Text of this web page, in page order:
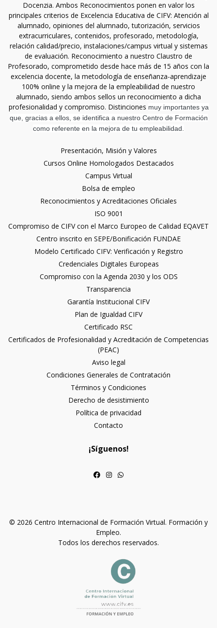
Docenzia. Ambos Reconocimientos ponen en valor los
principales criterios de Excelencia Educativa de CIFV: Atención al
alumnado, opiniones del alumnado, tutorización, servicios
extracurriculares, contenidos, profesorado, metodología,
relación calidad/precio, instalaciones/campus virtual y sistemas
de evaluación. Reconocimiento a nuestro Claustro de
Profesorado, comprometido desde hace más de 15 años con la
excelencia docente, la metodología de enseñanza-aprendizaje
100% online y la mejora de la empleabilidad de nuestro
alumnado, siendo ambos sellos un reconocimiento a dicha
profesionalidad y compromiso. Distinciones muy importantes ya
que, gracias a ellos, se identifica a nuestro Centro de Formación
como referente en la mejora de tu empleabilidad.
Presentación, Misión y Valores
Cursos Online Homologados Destacados
Campus Virtual
Bolsa de empleo
Reconocimientos y Acreditaciones Oficiales
ISO 9001
Compromiso de CIFV con el Marco Europeo de Calidad EQAVET
Centro inscrito en SEPE/Bonificación FUNDAE
Modelo Certificado CIFV: Verificación y Registro
Credenciales Digitales Europeas
Compromiso con la Agenda 2030 y los ODS
Transparencia
Garantía Institucional CIFV
Plan de Igualdad CIFV
Certificado RSC
Certificados de Profesionalidad y Acreditación de Competencias
(PEAC)
Aviso legal
Condiciones Generales de Contratación
Términos y Condiciones
Derecho de desistimiento
Política de privacidad
Contacto
¡Síguenos!
© 2026 Centro Internacional de Formación Virtual. Formación y
Empleo.
Todos los derechos reservados.